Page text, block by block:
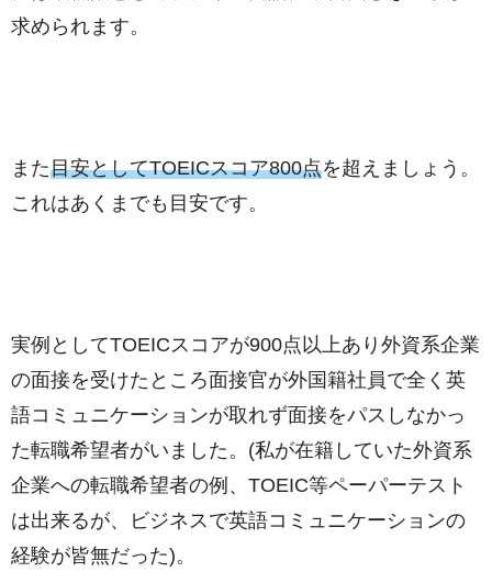
求められます。
また目安としてTOEICスコア800点を超えましょう。
これはあくまでも目安です。
実例としてTOEICスコアが900点以上あり外資系企業
の面接を受けたところ面接官が外国籍社員で全く英
語コミュニケーションが取れず面接をパスしなかっ
た転職希望者がいました。(私が在籍していた外資系
企業への転職希望者の例、TOEIC等ペーパーテスト
は出来るが、ビジネスで英語コミュニケーションの
経験が皆無だった)。